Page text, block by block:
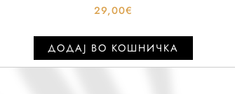
29,00€
ДОДАJ ВО КОШНИЧКА